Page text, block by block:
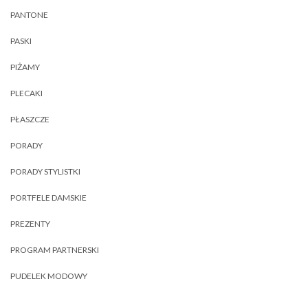
PANTONE
PASKI
PIŻAMY
PLECAKI
PŁASZCZE
PORADY
PORADY STYLISTKI
PORTFELE DAMSKIE
PREZENTY
PROGRAM PARTNERSKI
PUDELEK MODOWY